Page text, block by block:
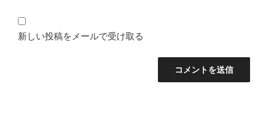
新しい投稿をメールで受け取る